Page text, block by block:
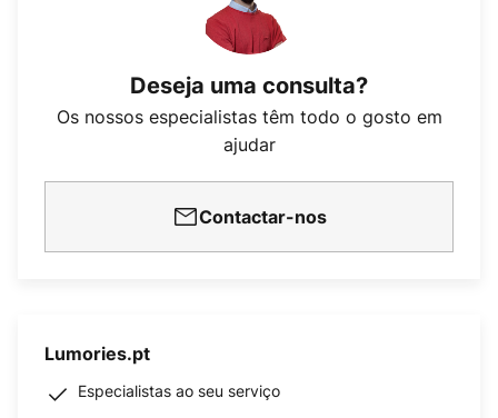
Deseja uma consulta?
Os nossos especialistas têm todo o gosto em
ajudar
Contactar-nos
Lumories.pt
Especialistas ao seu serviço